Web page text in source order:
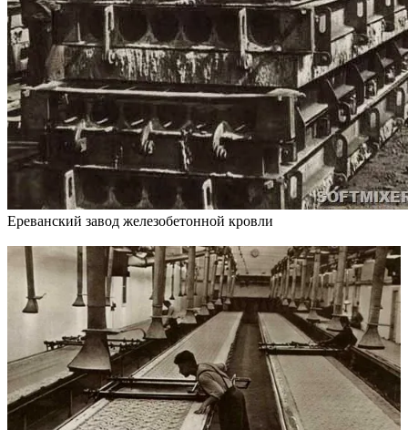
Ереванский завод железобетонной кровли